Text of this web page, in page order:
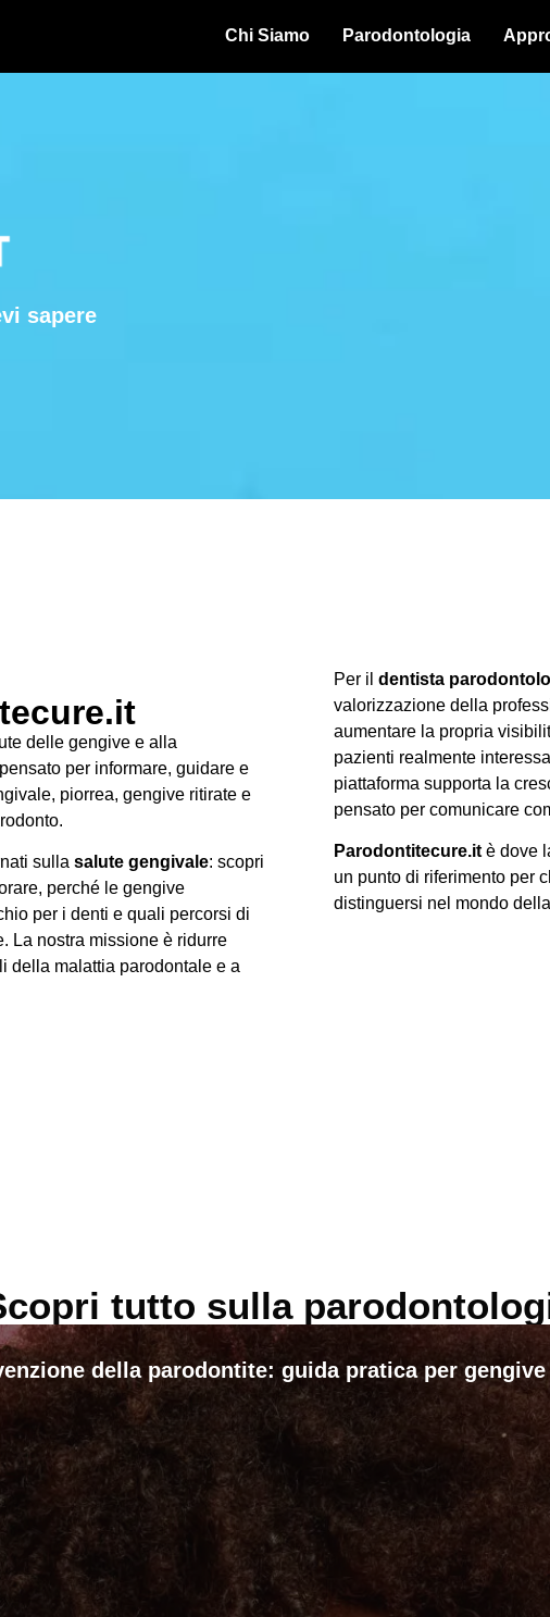
Chi Siamo Parodontologia
sapere
delle gengive e alla
per informare, guidare e
piorrea, gengive ritirate e
sullasalute gengivale: scopri
perché le gengive
per i denti e quali percorsi di
La nostra missione è ridurre
della malattia parodontale e a
Per ildentista
valorizzazione della
aumentare la propria
pazienti realmente
piattaforma supporta la
pensato per comunicare
Parodontitecure.itè dove
un punto di riferimento per
distinguersi nel mondo
tutto sulla
della parodontite: guida pratica per gengive